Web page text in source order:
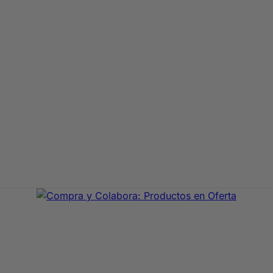
de primeras marcas. En Compra y Colabora